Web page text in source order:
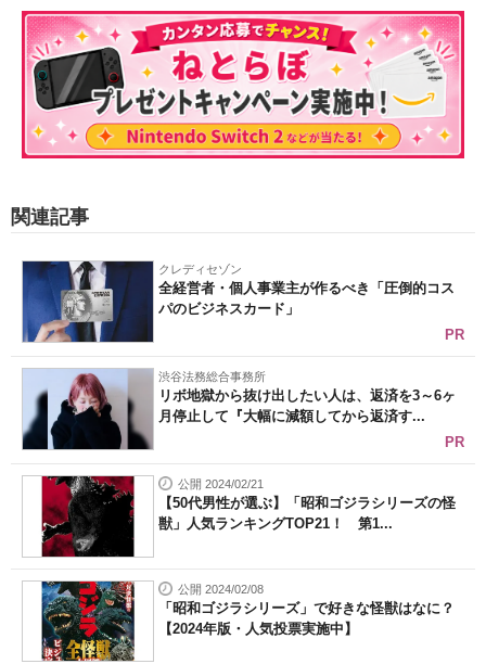
関連記事
クレディセゾン
全経営者・個人事業主が作るべき「圧倒的コス
パのビジネスカード」
PR
渋谷法務総合事務所
リボ地獄から抜け出したい人は、返済を3～6ヶ
月停止して『大幅に減額してから返済す...
PR
公開 2024/02/21
【50代男性が選ぶ】「昭和ゴジラシリーズの怪
獣」人気ランキングTOP21！ 第1...
公開 2024/02/08
「昭和ゴジラシリーズ」で好きな怪獣はなに？
【2024年版・人気投票実施中】